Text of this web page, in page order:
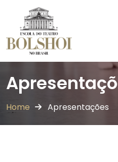
Home Apresentações